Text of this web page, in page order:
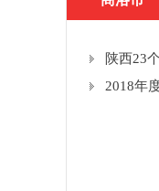
陕西23
2018年